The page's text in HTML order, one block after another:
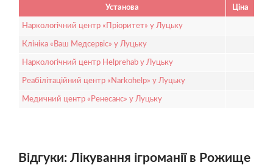
Установа Ціна
Наркологічний центр «Пріоритет» у Луцьку
Клініка «Ваш Медсервіс» у Луцьку
Наркологічний центр Helprehab у Луцьку
Реабілітаційний центр «Narkohelp» у Луцьку
Медичний центр «Ренесанс» у Луцьку
Відгуки: Лікування ігроманії в Рожище